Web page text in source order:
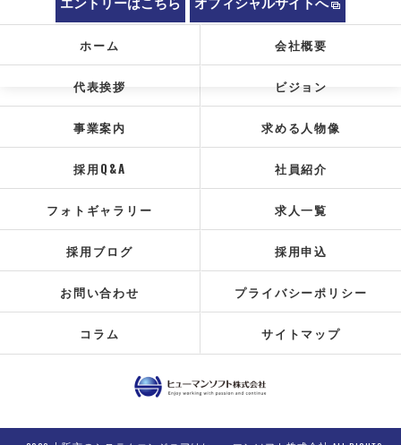
ホーム 会社概要
代表挨拶 ビジョン
事業案内 求める人物像
採用Q&A 社員紹介
フォトギャラリー 求人一覧
採用ブログ 採用申込
お問い合わせ プライバシーポリシー
コラム サイトマップ